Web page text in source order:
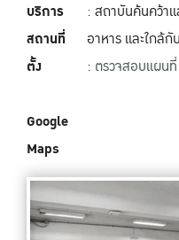
บริการ
สถานที่
ตั้ง
Google
Maps
: สถาบันค้นคว้
อาหาร และใกล้
: ตรวจสอบแผนที่